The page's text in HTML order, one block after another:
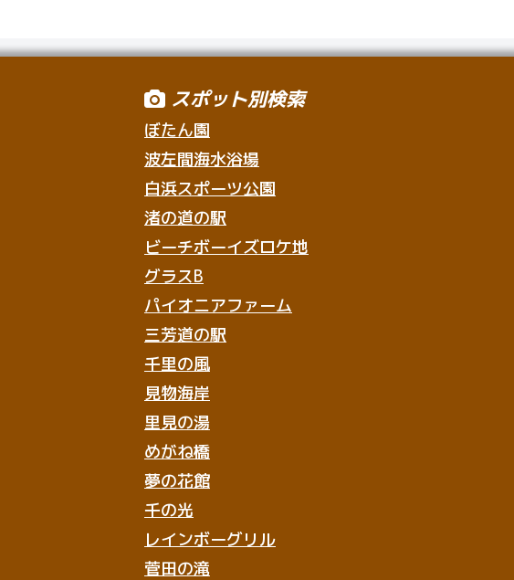
スポット別検索
ぼたん園
波左間海水浴場
白浜スポーツ公園
渚の道の駅
ビーチボーイズロケ地
グラスB
パイオニアファーム
三芳道の駅
千里の風
見物海岸
里見の湯
めがね橋
夢の花館
千の光
レインボーグリル
菅田の滝